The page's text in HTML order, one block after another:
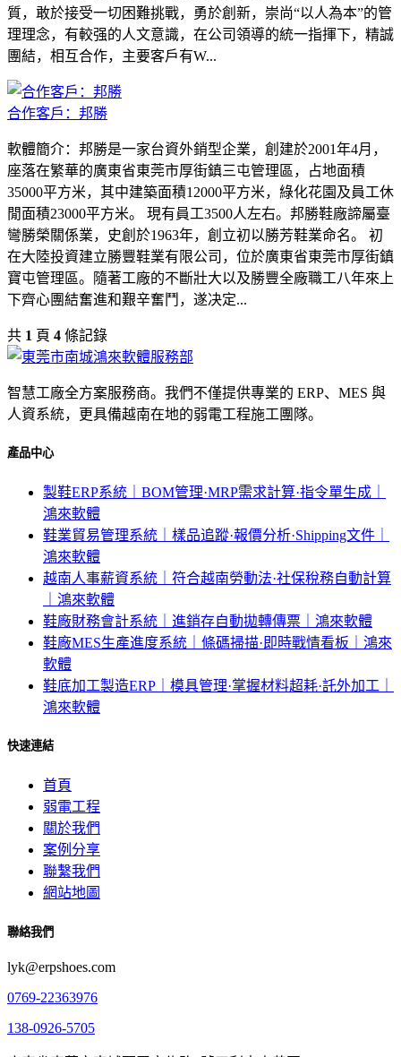
質，敢於接受一切困難挑戰，勇於創新，崇尚“以人為本”的管
理理念，有較强的人文意識，在公司領導的統一指揮下，精誠
團結，相互合作，主要客戶有W...
合作客戶：邦勝
軟體簡介：邦勝是一家台資外銷型企業，創建於2001年4月，
座落在繁華的廣東省東莞市厚街鎮三屯管理區，占地面積
35000平方米，其中建築面積12000平方米，綠化花園及員工休
閒面積23000平方米。 現有員工3500人左右。邦勝鞋廠諦屬臺
彎勝榮關係業，史創於1963年，創立初以勝芳鞋業命名。 初
在大陸投資建立勝豐鞋業有限公司，位於廣東省東莞市厚街鎮
寶屯管理區。隨著工廠的不斷壯大以及勝豐全廠職工八年來上
下齊心團結奮進和艱辛奮鬥，遂决定...
共 1 頁 4 條記錄
智慧工廠全方案服務商。我們不僅提供專業的 ERP、MES 與
人資系統，更具備越南在地的弱電工程施工團隊。
產品中心
製鞋ERP系統｜BOM管理·MRP需求計算·指令單生成｜
鴻來軟體
鞋業貿易管理系統｜樣品追蹤·報價分析·Shipping文件｜
鴻來軟體
越南人事薪資系統｜符合越南勞動法·社保稅務自動計算
｜鴻來軟體
鞋廠財務會計系統｜進銷存自動拋轉傳票｜鴻來軟體
鞋廠MES生產進度系統｜條碼掃描·即時戰情看板｜鴻來
軟體
鞋底加工製造ERP｜模具管理·掌握材料超耗·託外加工｜
鴻來軟體
快速連結
首頁
弱電工程
關於我們
案例分享
聯繫我們
網站地圖
聯絡我們
lyk@erpshoes.com
0769-22363976
138-0926-5705